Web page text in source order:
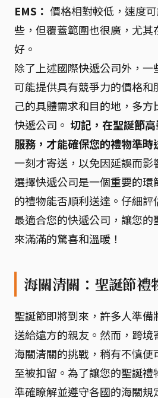
EMS： 價格相對較低，速度
些，但覆蓋範圍也很廣，尤其
好。
除了上述國際快遞公司外，
可能提供具有競爭力的價格和
己的具體需求和目的地，多
快遞公司。 切記，在聖誕節
服務，才能確保您的禮物準時
一刻才寄送，以免因延誤而影
選擇快遞公司是一個重要的環
的禮物能否順利送達。仔細
最適合您的快遞公司，讓您
來滿滿的驚喜和溫暖！
海關清關：聖誕節禮
聖誕節即將到來，許多人準
送給遠方的親友。然而，跨境
海關清關的挑戰，稍有不慎
至被扣留。為了讓您的聖誕禮
準確瞭解並遵守各國的海關